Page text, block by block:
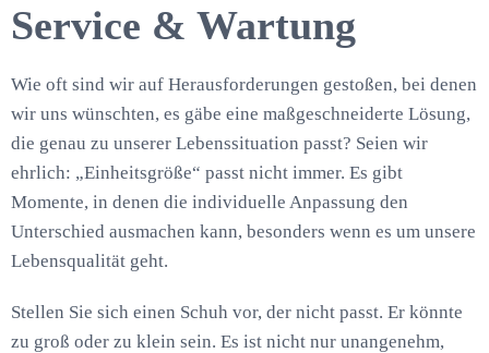
Service & Wartung
Wie oft sind wir auf Herausforderungen gestoßen, bei denen
wir uns wünschten, es gäbe eine maßgeschneiderte Lösung,
die genau zu unserer Lebenssituation passt? Seien wir
ehrlich: „Einheitsgröße“ passt nicht immer. Es gibt
Momente, in denen die individuelle Anpassung den
Unterschied ausmachen kann, besonders wenn es um unsere
Lebensqualität geht.
Stellen Sie sich einen Schuh vor, der nicht passt. Er könnte
zu groß oder zu klein sein. Es ist nicht nur unangenehm,